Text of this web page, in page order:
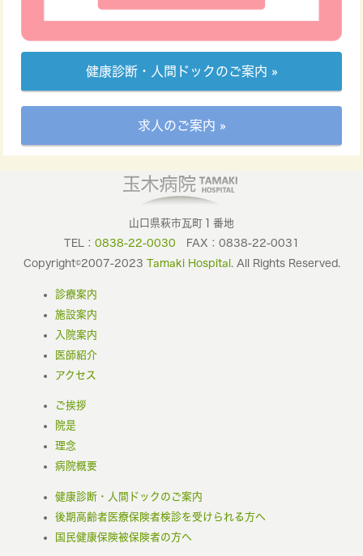
健康診断・人間ドックのご案内 »
求人のご案内 »
山口県萩市瓦町１番地
TEL： 0838-22-0030 FAX：0838-22-0031
Copyright©2007-2023 Tamaki Hospital . All Rights Reserved.
診療案内
施設案内
入院案内
医師紹介
アクセス
ご挨拶
院是
理念
病院概要
健康診断・人間ドックのご案内
後期高齢者医療保険者検診を受けられる方へ
国民健康保険被保険者の方へ